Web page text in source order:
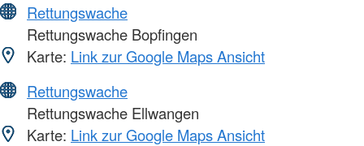
Rettungswache
Rettungswache Bopfingen
Karte: Link zur Google Maps Ansicht
Rettungswache
Rettungswache Ellwangen
Karte: Link zur Google Maps Ansicht